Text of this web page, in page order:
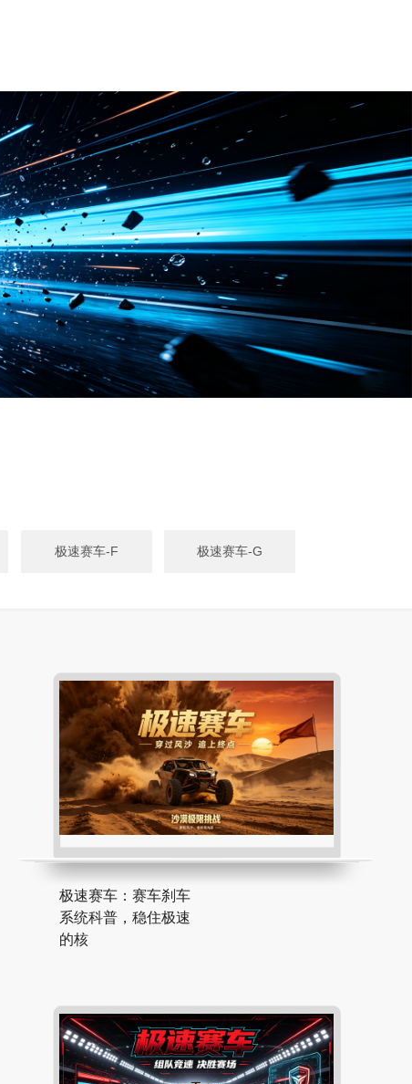
极速赛车-F 极速赛车-G
极速赛车：赛车刹车
系统科普，稳住极速
的核